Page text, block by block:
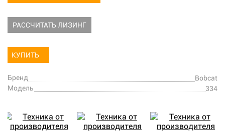
РАССЧИТАТЬ ЛИЗИНГ
КУПИТЬ
Бренд
Bobcat
Модель
334